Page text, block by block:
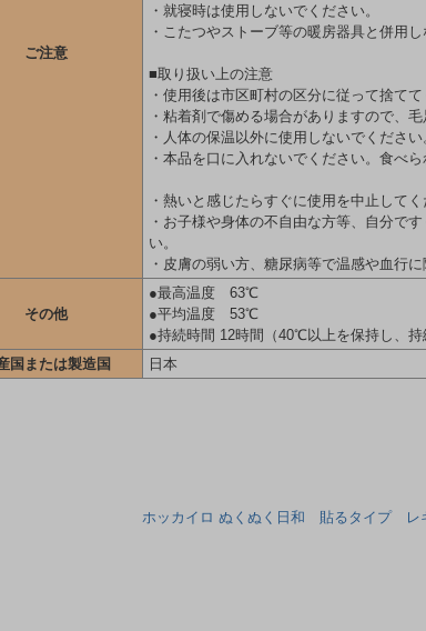
ご注意
・就寝時は使用しないでください。
・こたつやストーブ等の暖房器具と併用し
■取り扱い上の注意
・使用後は市区町村の区分に従って捨てて
・粘着剤で傷める場合がありますので、
・人体の保温以外に使用しないでください
・本品を口に入れないでください。食べら
・熱いと感じたらすぐに使用を中止してく
・お子様や身体の不自由な方等、自分で
い。
・皮膚の弱い方、糖尿病等で温感や血行
その他
●最高温度 63℃
●平均温度 53℃
●持続時間 12時間（40℃以上を保持し、持
国または製造国
日本
ホッカイロ ぬくぬく日和 貼るタイプ レ